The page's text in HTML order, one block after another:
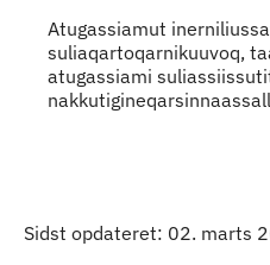
Atugassiamut
suliaqartoqarnikuuvoq,
atugassiami
Sidst opdateret: 02. marts